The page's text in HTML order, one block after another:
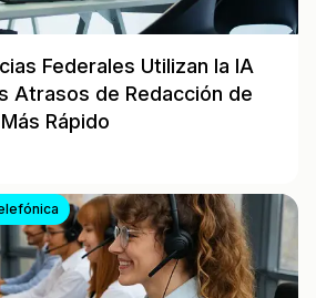
Federales Utilizan la IA
Atrasos de Redacción de
Rápido